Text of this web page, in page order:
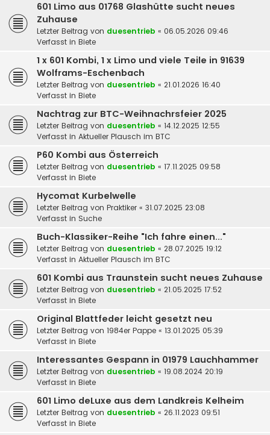
601 Limo aus 01768 Glashütte sucht neues
Zuhause
Letzter Beitrag von duesentrieb « 06.05.2026 09:46
Verfasst in Biete
1 x 601 Kombi, 1 x Limo und viele Teile in 91639
Wolframs-Eschenbach
Letzter Beitrag von duesentrieb « 21.01.2026 16:40
Verfasst in Biete
Nachtrag zur BTC-Weihnachrsfeier 2025
Letzter Beitrag von duesentrieb « 14.12.2025 12:55
Verfasst in Aktueller Plausch im BTC
P60 Kombi aus Österreich
Letzter Beitrag von duesentrieb « 17.11.2025 09:58
Verfasst in Biete
Hycomat Kurbelwelle
Letzter Beitrag von Praktiker « 31.07.2025 23:08
Verfasst in Suche
Buch-Klassiker-Reihe "Ich fahre einen..."
Letzter Beitrag von duesentrieb « 28.07.2025 19:12
Verfasst in Aktueller Plausch im BTC
601 Kombi aus Traunstein sucht neues Zuhause
Letzter Beitrag von duesentrieb « 21.05.2025 17:52
Verfasst in Biete
Original Blattfeder leicht gesetzt neu
Letzter Beitrag von 1984er Pappe « 13.01.2025 05:39
Verfasst in Biete
Interessantes Gespann in 01979 Lauchhammer
Letzter Beitrag von duesentrieb « 19.08.2024 20:19
Verfasst in Biete
601 Limo deLuxe aus dem Landkreis Kelheim
Letzter Beitrag von duesentrieb « 26.11.2023 09:51
Verfasst in Biete